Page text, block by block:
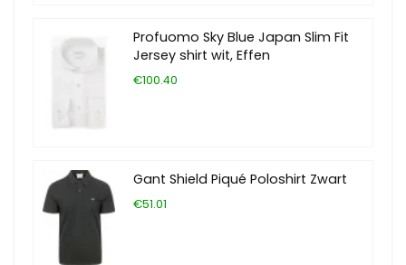
Profuomo Sky Blue Japan Slim Fit
Jersey shirt wit, Effen
€100.40
Gant Shield Piqué Poloshirt Zwart
€51.01